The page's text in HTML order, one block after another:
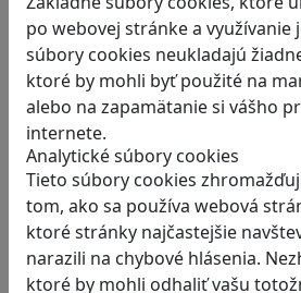
po webovej stránke a využívanie
súbory cookies neukladajú
ktoré by mohli byť použité na
alebo na zapamätanie si vášho
internete.
Analytické súbory cookies
Tieto súbory cookies
tom, ako sa používa webová
ktoré stránky najčastejšie
narazili na chybové hlásenia.
ktoré by mohli odhaliť vašu
logike a kreativite
Lightbot: Code Hour je
RECENZIE
S With You sa naučíte
počúvať nestačí